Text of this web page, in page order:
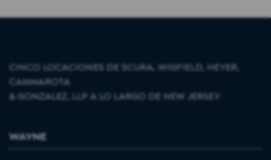
CINCO LOCACIONES DE SCURA, WIGFIELD, HEYER,
CAMMAROTA
& GONZALEZ, LLP A LO LARGO DE NEW JERSEY
WAYNE